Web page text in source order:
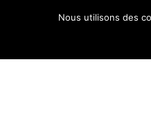
Nous utilisons des